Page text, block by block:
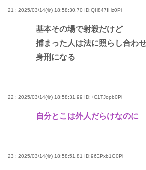
21 : 2025/03/14(金) 18:58:30.70 ID:QH847IHz0Pi
基本その場で射殺だけど
捕まった人は法に照らし合わ
身刑になる
22 : 2025/03/14(金) 18:58:31.99 ID:+G1TJopb0Pi
自分とこは外人だらけなのに
23 : 2025/03/14(金) 18:58:51.81 ID:96EPxb1G0Pi